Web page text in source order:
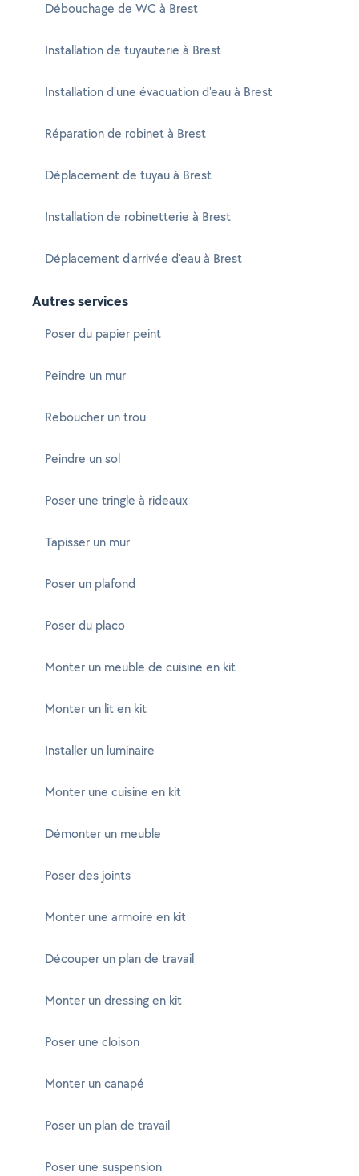
Débouchage de WC à Brest
Installation de tuyauterie à Brest
Installation d'une évacuation d'eau à Brest
Réparation de robinet à Brest
Déplacement de tuyau à Brest
Installation de robinetterie à Brest
Déplacement d'arrivée d'eau à Brest
Autres services
Poser du papier peint
Peindre un mur
Reboucher un trou
Peindre un sol
Poser une tringle à rideaux
Tapisser un mur
Poser un plafond
Poser du placo
Monter un meuble de cuisine en kit
Monter un lit en kit
Installer un luminaire
Monter une cuisine en kit
Démonter un meuble
Poser des joints
Monter une armoire en kit
Découper un plan de travail
Monter un dressing en kit
Poser une cloison
Monter un canapé
Poser un plan de travail
Poser une suspension